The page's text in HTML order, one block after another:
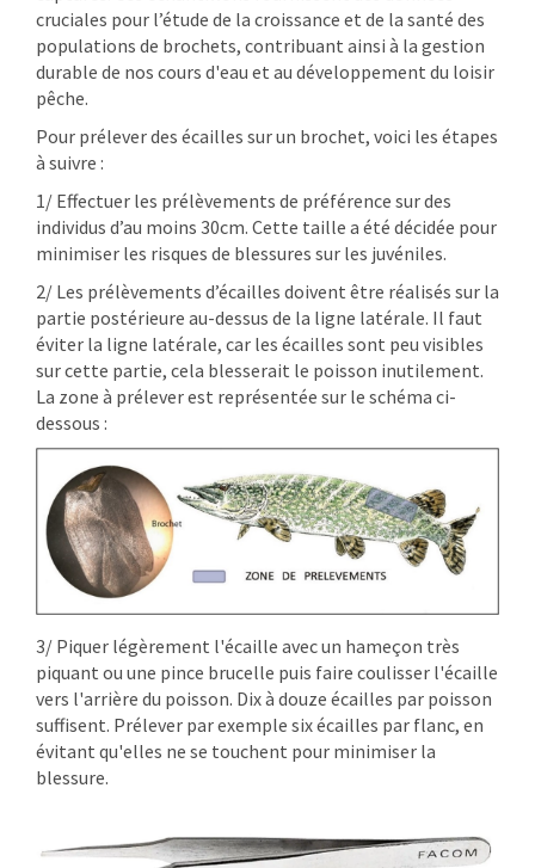
cruciales pour l’étude de la croissance et de la santé des
populations de brochets, contribuant ainsi à la gestion
durable de nos cours d'eau et au développement du loisir
pêche.
Pour prélever des écailles sur un brochet, voici les étapes
à suivre :
1/ Effectuer les prélèvements de préférence sur des
individus d’au moins 30cm. Cette taille a été décidée pour
minimiser les risques de blessures sur les juvéniles.
2/ Les prélèvements d’écailles doivent être réalisés sur la
partie postérieure au-dessus de la ligne latérale. Il faut
éviter la ligne latérale, car les écailles sont peu visibles
sur cette partie, cela blesserait le poisson inutilement.
La zone à prélever est représentée sur le schéma ci-
dessous :
3/ Piquer légèrement l'écaille avec un hameçon très
piquant ou une pince brucelle puis faire coulisser l'écaille
vers l'arrière du poisson. Dix à douze écailles par poisson
suffisent. Prélever par exemple six écailles par flanc, en
évitant qu'elles ne se touchent pour minimiser la
blessure.